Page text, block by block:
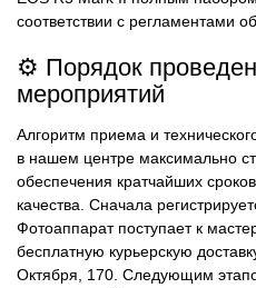
соответствии с регламентами
⚙️ Порядок
мероприятий
Алгоритм приема и
в нашем центре максимально
обеспечения кратчайших
качества. Сначала
Фотоаппарат поступает к
бесплатную курьерскую
Октября, 170. Следующим